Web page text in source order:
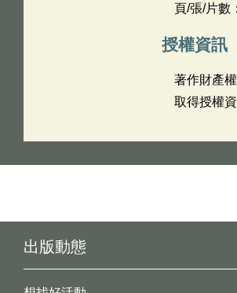
頁/張/片數
授權資訊
著作財產
取得授權
出版動態